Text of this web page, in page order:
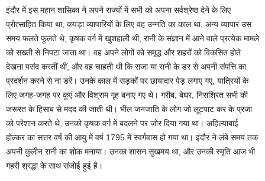
इंदौर में इस महान शासिका ने अपने राज्यों में सभी को अपना सर्वश्रेष्ठ देने के लिए
प्रोत्साहित किया था, कपड़ा व्यापारियों के लिए वह उन्नति का काल था, अन्य व्यापार उस
समय फलते फूलते थे, कृषक वर्ग में खुशहाली थी, रानी के संज्ञान में आने वाले प्रत्येक मामले
को सख्ती से निपटा जाता था। वह अपने लोगों को समृद्ध और शहरों को विकसित होते
देखना पसंद करतीं थीं, और वह चाहती थी कि राजा या रानी के डर से अपनी संपत्ति का
प्रदर्शन करने से ना डरें। उनके काल में सड़कों पर छायादार पेड़ लगाए गए, यात्रियों के
लिए जगह-जगह पर कुएं और विश्राम गृह बनाए गए थे। गरीब, बेघर, निराश्रित सभी की
जरूरत के हिसाब से मदद की जाती थी। भील जनजाति के लोग जो लूटपाट कर के प्रजा
को परेशान करते थे, उनको कृषक वर्ग में बदलने पर जोर दिया गया था। अहिल्याबाई
होल्कर का सत्तर वर्ष की आयु में वर्ष 1795 में स्वर्गवास हो गया था। इंदौर ने लंबे समय तक
अपनी कुलीन रानी का शोक मनाया। उनका शासन सुखमय था, और उनकी स्मृति आज भी
गहरी श्रद्धा के साथ संजोई हुई है।